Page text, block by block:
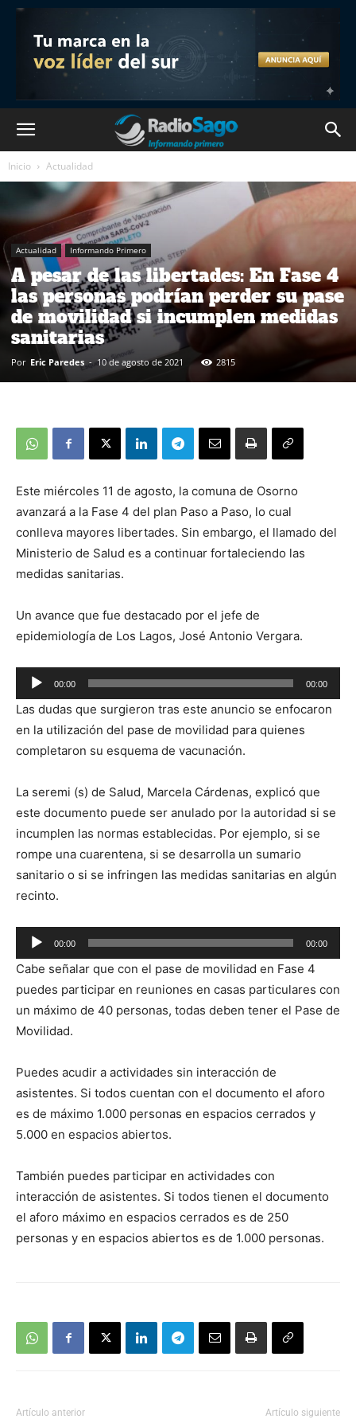
Inicio Actualidad
Actualidad Informando Primero
A pesar de las libertades: En Fase 4
las personas podrían perder su pase
de movilidad si incumplen medidas
sanitarias
Por Eric Paredes - 10 de agosto de 2021 2815
Este miércoles 11 de agosto, la comuna de Osorno
avanzará a la Fase 4 del plan Paso a Paso, lo cual
conlleva mayores libertades. Sin embargo, el llamado del
Ministerio de Salud es a continuar fortaleciendo las
medidas sanitarias.
Un avance que fue destacado por el jefe de
epidemiología de Los Lagos, José Antonio Vergara.
Reproductor
de
audio
00:00 00:00
Las dudas que surgieron tras este anuncio se enfocaron
en la utilización del pase de movilidad para quienes
completaron su esquema de vacunación.
La seremi (s) de Salud, Marcela Cárdenas, explicó que
este documento puede ser anulado por la autoridad si se
incumplen las normas establecidas. Por ejemplo, si se
rompe una cuarentena, si se desarrolla un sumario
sanitario o si se infringen las medidas sanitarias en algún
recinto.
Reproductor
de
audio
00:00 00:00
Cabe señalar que con el pase de movilidad en Fase 4
puedes participar en reuniones en casas particulares con
un máximo de 40 personas, todas deben tener el Pase de
Movilidad.
Puedes acudir a actividades sin interacción de
asistentes. Si todos cuentan con el documento el aforo
es de máximo 1.000 personas en espacios cerrados y
5.000 en espacios abiertos.
También puedes participar en actividades con
interacción de asistentes. Si todos tienen el documento
el aforo máximo en espacios cerrados es de 250
personas y en espacios abiertos es de 1.000 personas.
Artículo anterior Artículo siguiente